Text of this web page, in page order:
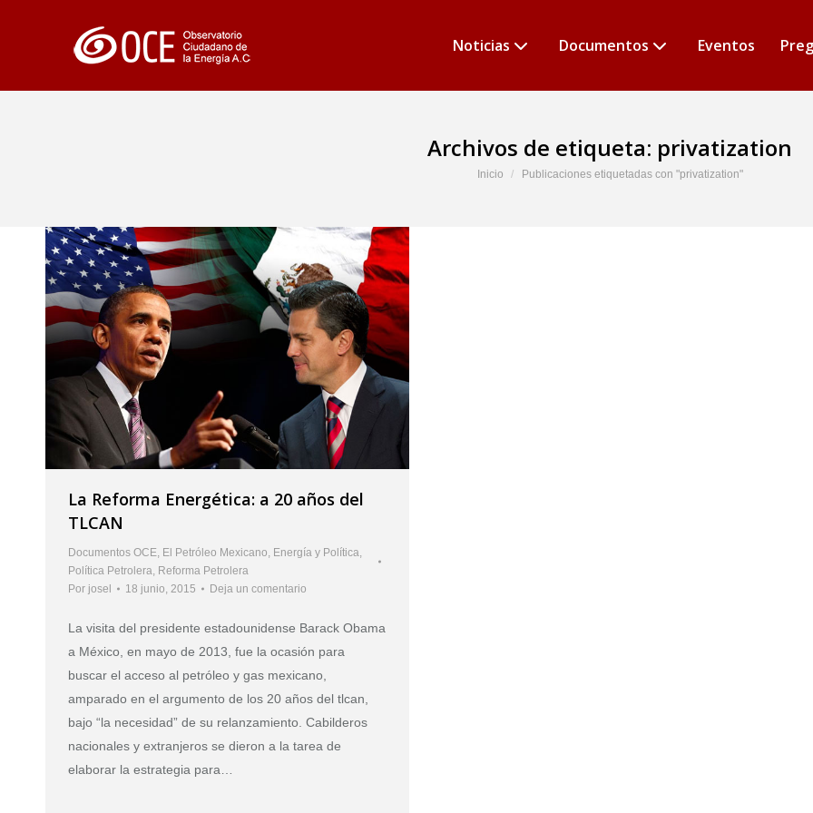
Noticias Documentos Eventos
Archivos de etiqueta: privatization
Estás aquí:
Inicio Publicaciones etiquetadas con "privatization"
La Reforma Energética: a 20 años del
TLCAN
Documentos OCE, El Petróleo Mexicano, Energía y Política,
Política Petrolera, Reforma Petrolera
Por josel 18 junio, 2015 Deja un comentario
La visita del presidente estadounidense Barack Obama
a México, en mayo de 2013, fue la ocasión para
buscar el acceso al petróleo y gas mexicano,
amparado en el argumento de los 20 años del tlcan,
bajo “la necesidad” de su relanzamiento. Cabilderos
nacionales y extranjeros se dieron a la tarea de
elaborar la estrategia para…